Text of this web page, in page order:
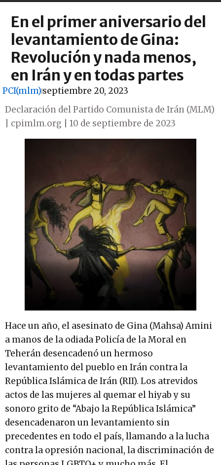
En el primer aniversario del
levantamiento de Gina:
Revolución y nada menos,
en Irán y en todas partes
PCI(mlm)septiembre 20, 2023
Declaración del Partido Comunista de Irán (MLM)
| cpimlm.org | 10 de septiembre de 2023
Hace un año, el asesinato de Gina (Mahsa) Amini
a manos de la odiada Policía de la Moral en
Teherán desencadenó un hermoso
levantamiento del pueblo en Irán contra la
República Islámica de Irán (RII). Los atrevidos
actos de las mujeres al quemar el hiyab y su
sonoro grito de “Abajo la República Islámica”
desencadenaron un levantamiento sin
precedentes en todo el país, llamando a la lucha
contra la opresión nacional, la discriminación de